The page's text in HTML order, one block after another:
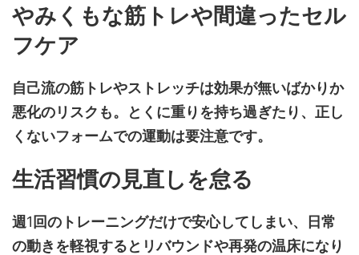
やみくもな筋トレや間違ったセル
フケア
自己流の筋トレやストレッチは効果が無いばかりか
悪化のリスクも。とくに重りを持ち過ぎたり、正し
くないフォームでの運動は要注意です。
生活習慣の見直しを怠る
週1 回のトレーニングだけで安心してしまい、日常
の動きを軽視するとリバウンドや再発の温床になり